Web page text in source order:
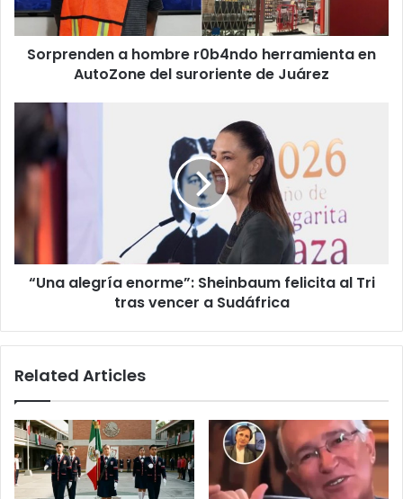
del
suroriente
Sorprenden a hombre r0b4ndo herramienta en
AutoZone del suroriente de Juárez
alegría
enorme”:
Sheinbaum
vencer
“Una alegría enorme”: Sheinbaum felicita al Tri
tras vencer a Sudáfrica
Related Articles